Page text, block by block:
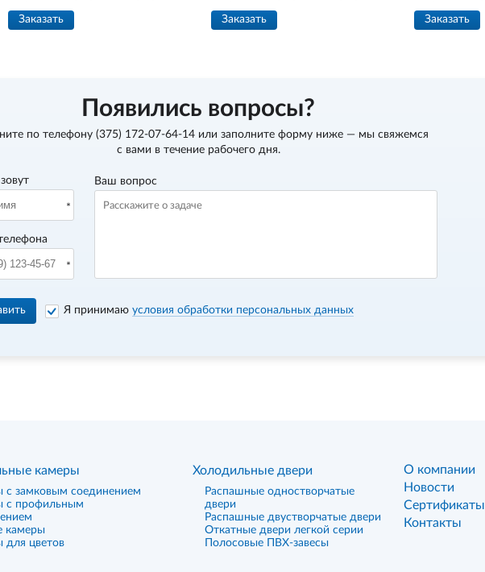
Заказать Заказать Заказать
Появились вопросы?
по телефону (375) 172-07-64-14 или заполните форму ниже — мы свяжемся
с вами в течение рабочего дня.
Ваш вопрос
Я принимаю условия обработки персональных данных
камеры
с замковым соединением
с профильным
камеры
для цветов
Холодильные двери
Распашные одностворчатые
двери
Распашные двустворчатые двери
Откатные двери легкой серии
Полосовые ПВХ-завесы
О компании
Новости
Сертификаты
Контакты